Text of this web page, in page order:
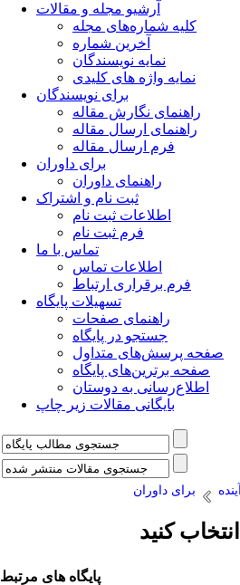
آرشیو مجله و مقالات
کلیه شماره‌های مجله
آخرین شماره
نمایه نویسندگان
نمایه واژه های کلیدی
برای نویسندگان
راهنمای نگارش مقاله
راهنمای ارسال مقاله
فرم ارسال مقاله
برای داوران
راهنمای داوران
ثبت نام و اشتراک
اطلاعات ثبت نام
فرم ثبت نام
تماس با ما
اطلاعات تماس
فرم برقراری ارتباط
تسهیلات پایگاه
راهنمای صفحات
جستجو در پایگاه
صفحه پرسش‌های متداول
صفحه برترین‌های پایگاه
اطلاع‌رسانی به دوستان
بایگانی مقالات زیر چاپ
برای داوران
کنید
پایگاه های مرتبط